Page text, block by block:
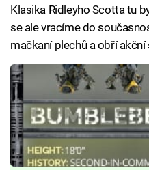
Klasika Ridleyho Scotta tu
se ale vracíme do
mačkaní plechů a obří